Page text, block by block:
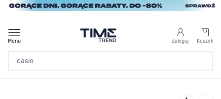
Przejdź do treści
Zaloguj Koszyk
Menu